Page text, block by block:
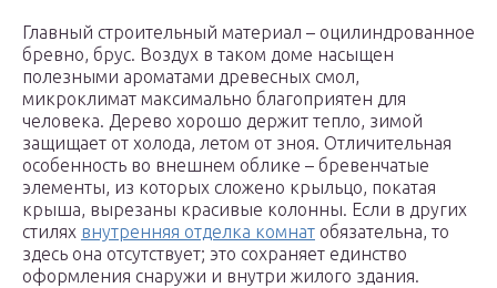
Главный строительный материал – оцилиндрованное
бревно, брус. Воздух в таком доме насыщен
полезными ароматами древесных смол,
микроклимат максимально благоприятен для
человека. Дерево хорошо держит тепло, зимой
защищает от холода, летом от зноя. Отличительная
особенность во внешнем облике – бревенчатые
элементы, из которых сложено крыльцо, покатая
крыша, вырезаны красивые колонны. Если в других
стилях внутренняя отделка комнат обязательна, то
здесь она отсутствует; это сохраняет единство
оформления снаружи и внутри жилого здания.